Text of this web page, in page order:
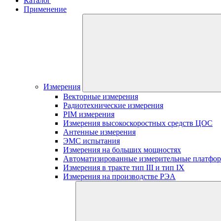
Применение
Измерения
Векторные измерения
Радиотехнические измерения
PIM измерения
Измерения высокоскоростных средств ЦОС
Антенные измерения
ЭМС испытания
Измерения на больших мощностях
Автоматизированные измерительные
Измерения в тракте тип III и тип IX
Измерения на производстве РЭА